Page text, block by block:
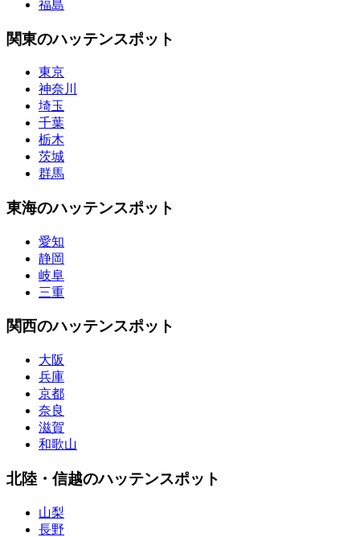
福島
関東のハッテンスポット
東京
神奈川
埼玉
千葉
栃木
茨城
群馬
東海のハッテンスポット
愛知
静岡
岐阜
三重
関西のハッテンスポット
大阪
兵庫
京都
奈良
滋賀
和歌山
北陸・信越のハッテンスポット
山梨
長野